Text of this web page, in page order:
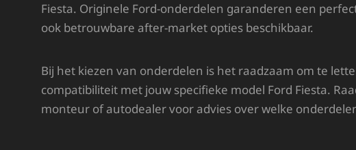
Fiesta. Originele Ford-onderdelen garanderen een
ook betrouwbare after-market opties beschikbaar.
Bij het kiezen van onderdelen is het raadzaam om te
compatibiliteit met jouw specifieke model Ford Fiesta.
monteur of autodealer voor advies over welke